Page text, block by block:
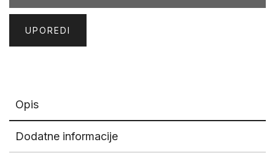
UPOREDI
Opis
Dodatne informacije